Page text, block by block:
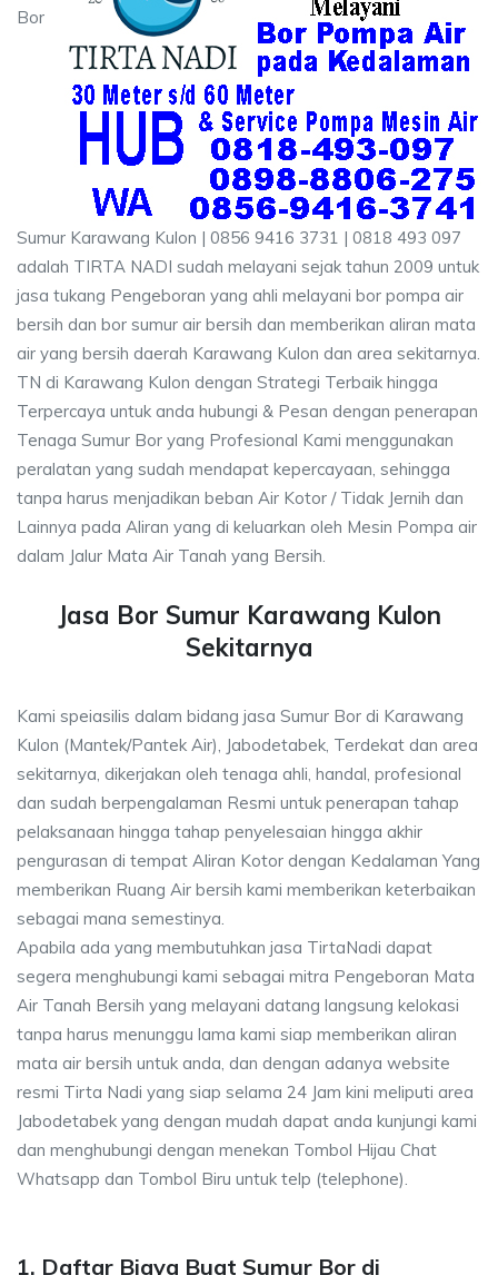
Bor
Sumur Karawang Kulon | 0856 9416 3731 | 0818 493 097
adalah TIRTA NADI sudah melayani sejak tahun 2009 untuk
jasa tukang Pengeboran yang ahli melayani bor pompa air
bersih dan bor sumur air bersih dan memberikan aliran mata
air yang bersih daerah Karawang Kulon dan area sekitarnya.
TN di Karawang Kulon dengan Strategi Terbaik hingga
Terpercaya untuk anda hubungi & Pesan dengan penerapan
Tenaga Sumur Bor yang Profesional Kami menggunakan
peralatan yang sudah mendapat kepercayaan, sehingga
tanpa harus menjadikan beban Air Kotor / Tidak Jernih dan
Lainnya pada Aliran yang di keluarkan oleh Mesin Pompa air
dalam Jalur Mata Air Tanah yang Bersih.
Jasa Bor Sumur Karawang Kulon
Sekitarnya
Kami speiasilis dalam bidang jasa Sumur Bor di Karawang
Kulon (Mantek/Pantek Air), Jabodetabek, Terdekat dan area
sekitarnya, dikerjakan oleh tenaga ahli, handal, profesional
dan sudah berpengalaman Resmi untuk penerapan tahap
pelaksanaan hingga tahap penyelesaian hingga akhir
pengurasan di tempat Aliran Kotor dengan Kedalaman Yang
memberikan Ruang Air bersih kami memberikan keterbaikan
sebagai mana semestinya.
Apabila ada yang membutuhkan jasa TirtaNadi dapat
segera menghubungi kami sebagai mitra Pengeboran Mata
Air Tanah Bersih yang melayani datang langsung kelokasi
tanpa harus menunggu lama kami siap memberikan aliran
mata air bersih untuk anda, dan dengan adanya website
resmi Tirta Nadi yang siap selama 24 Jam kini meliputi area
Jabodetabek yang dengan mudah dapat anda kunjungi kami
dan menghubungi dengan menekan Tombol Hijau Chat
Whatsapp dan Tombol Biru untuk telp (telephone).
1. Daftar Biaya Buat Sumur Bor di